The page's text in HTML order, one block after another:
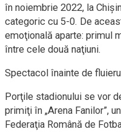
în noiembrie 2022, la
categoric cu 5-0. De
emoţională aparte: primul
între cele două naţiuni.
Spectacol înainte de
Porţile stadionului se vor
primiţi în „Arena Fanilor”,
Federaţia Română de